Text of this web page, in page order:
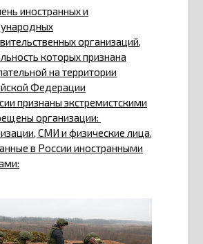
иностранных и
организаций,
которых признана
на территории
Федерации
признаны экстремистскими
организации:
СМИ и физические лица,
в России иностранными